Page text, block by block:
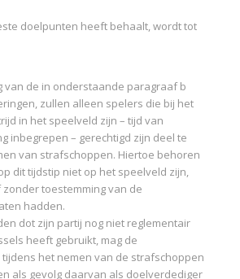
doelpunten heeft behaalt, wordt tot
van de in onderstaande paragraaf b
zullen alleen spelers die bij het
in het speelveld zijn – tijd van
inbegrepen – gerechtigd zijn deel te
van strafschoppen. Hiertoe behoren
dit tijdstip niet op het speelveld zijn,
toestemming van de
hadden.
dot zijn partij nog niet reglementair
heeft gebruikt, mag de
het nemen van de strafschoppen
als gevolg daarvan als doelverdediger